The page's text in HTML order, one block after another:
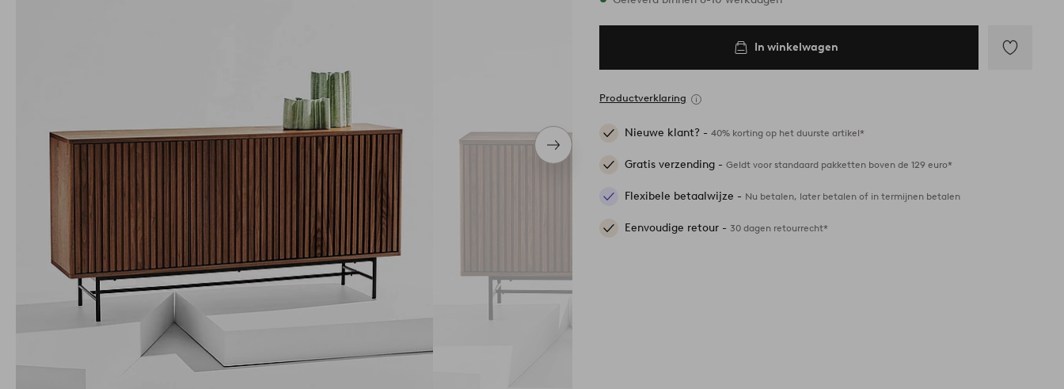
Volgend
item
In winkelwagen
Productverklaring
Nieuwe klant? -40% korting op het duurste artikel*
Gratis verzending -Geldt voor standaard pakketten boven de 129 euro*
Flexibele betaalwijze - Nu betalen, later betalen of in termijnen betalen
Eenvoudige retour -30 dagen retourrecht*